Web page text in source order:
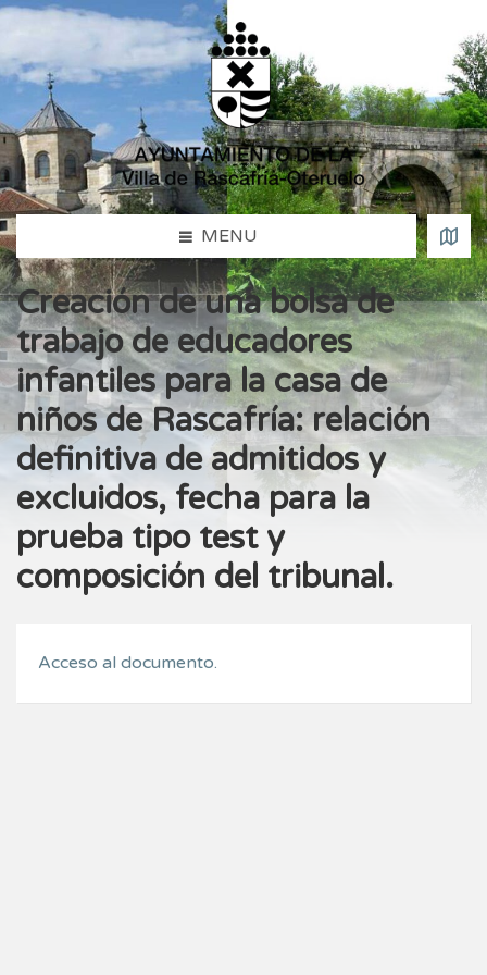
MENU
Creación de una bolsa de
trabajo de educadores
infantiles para la casa de
niños de Rascafría: relación
definitiva de admitidos y
excluidos, fecha para la
prueba tipo test y
composición del tribunal.
Acceso al documento.